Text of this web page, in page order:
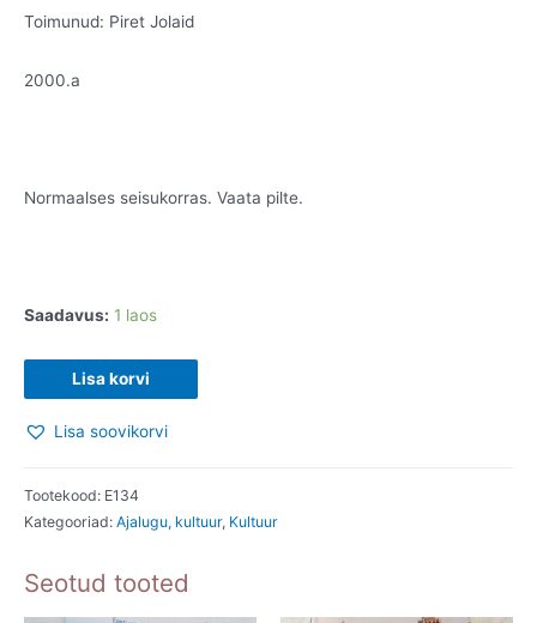
Toimunud: Piret Jolaid
2000.a
Normaalses seisukorras. Vaata pilte.
Saadavus: 1 laos
Kuulsate
inimeste
kuulsad
I
osa.
muinas-
Lisa korvi
Lisa soovikorvi
Tootekood: E134
Kategooriad: Ajalugu, kultuur, Kultuur
Seotud tooted